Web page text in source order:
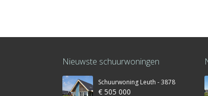
Nieuwste schuurwoningen
Schuurwoning Leuth - 3878
€ 505 000